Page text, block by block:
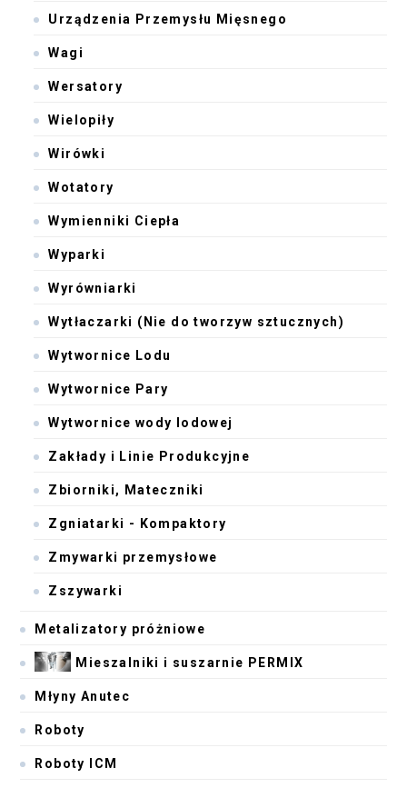
Urządzenia Przemysłu Mięsnego
Wagi
Wersatory
Wielopiły
Wirówki
Wotatory
Wymienniki Ciepła
Wyparki
Wyrówniarki
Wytłaczarki (Nie do tworzyw sztucznych)
Wytwornice Lodu
Wytwornice Pary
Wytwornice wody lodowej
Zakłady i Linie Produkcyjne
Zbiorniki, Mateczniki
Zgniatarki - Kompaktory
Zmywarki przemysłowe
Zszywarki
Metalizatory próżniowe
Mieszalniki i suszarnie PERMIX
Młyny Anutec
Roboty
Roboty ICM